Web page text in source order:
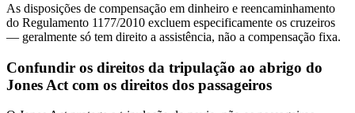
As disposições de compensação em dinheiro e reencaminhamento
do Regulamento 1177/2010 excluem especificamente os cruzeiros
— geralmente só tem direito a assistência, não a compensação fixa.
Confundir os direitos da tripulação ao abrigo do
Jones Act com os direitos dos passageiros